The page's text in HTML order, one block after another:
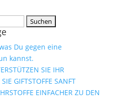
Du gegen eine
kannst.
SIE IHR
GIFTSTOFFE SANFT
EINFACHER ZU DEN